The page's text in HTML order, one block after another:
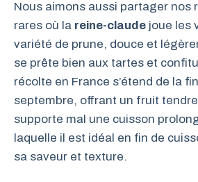
Nous aimons aussi partager nos
rares où la reine-claude joue les
variété de prune, douce et
se prête bien aux tartes et
récolte en France s’étend de la
septembre, offrant un fruit
supporte mal une cuisson
laquelle il est idéal en fin de
sa saveur et texture.